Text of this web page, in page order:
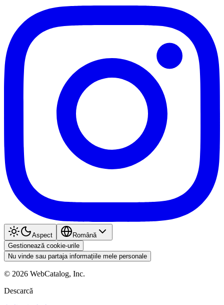
Aspect
Română
Gestionează cookie-urile
Nu vinde sau partaja informațiile mele personale
© 2026 WebCatalog, Inc.
Descarcă